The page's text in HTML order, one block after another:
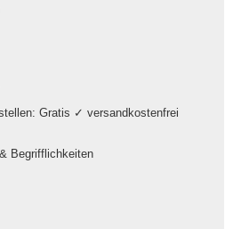
Gratis ✓ versandkostenfrei
Begrifflichkeiten